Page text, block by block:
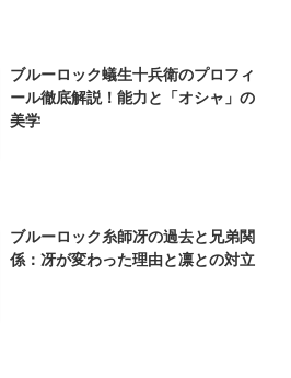
ブルーロック蟻生十兵衛のプロフィ
ール徹底解説！能力と「オシャ」の
美学
ブルーロック糸師冴の過去と兄弟関
係：冴が変わった理由と凛との対立